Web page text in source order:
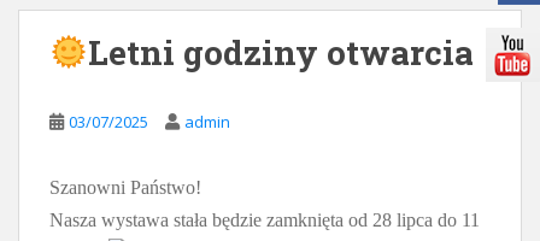
Letni godziny otwarcia
03/07/2025 admin
Szanowni Państwo!
Nasza wystawa stała będzie zamknięta od 28 lipca do 11